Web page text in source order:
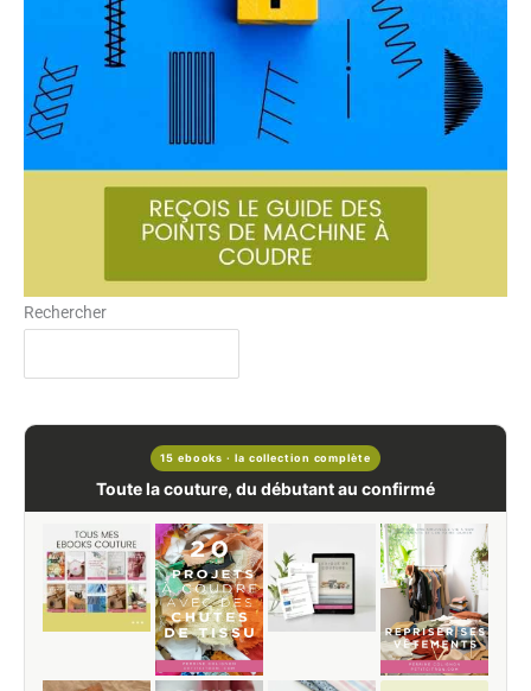
Rechercher
15 ebooks · la collection complète
Toute la couture, du débutant au confirmé